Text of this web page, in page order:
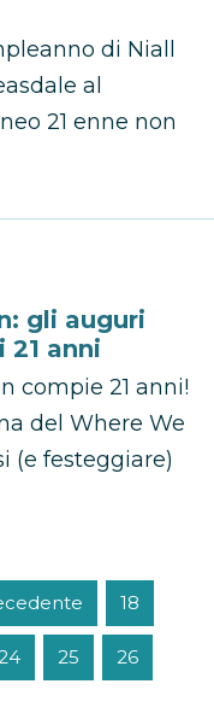
di Niall
al
21 enne non
gli auguri
anni
compie 21 anni!
del Where We
(e festeggiare)
18
25 26